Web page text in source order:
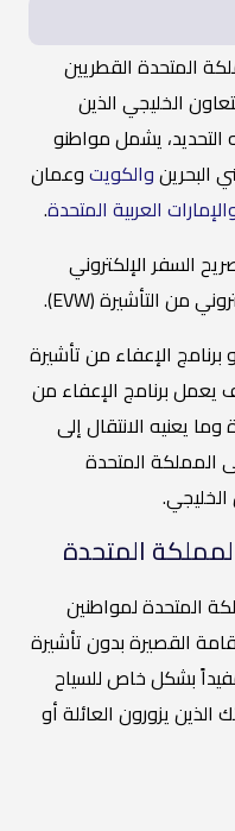
المتحدة القطريين
الخليجي الذين
يشمل مواطنو
البحرينوالكويتوعمان
العربية المتحدة.
السفر الإلكتروني
الإعفاء من تأشيرة
يعمل برنامج الإعفاء من
يعنيه الانتقال إلى
المملكة المتحدة
المتحدة
المتحدة لمواطنين
القصيرة بدون تأشيرة
بشكل خاص للسياح
يزورون العائلة أو